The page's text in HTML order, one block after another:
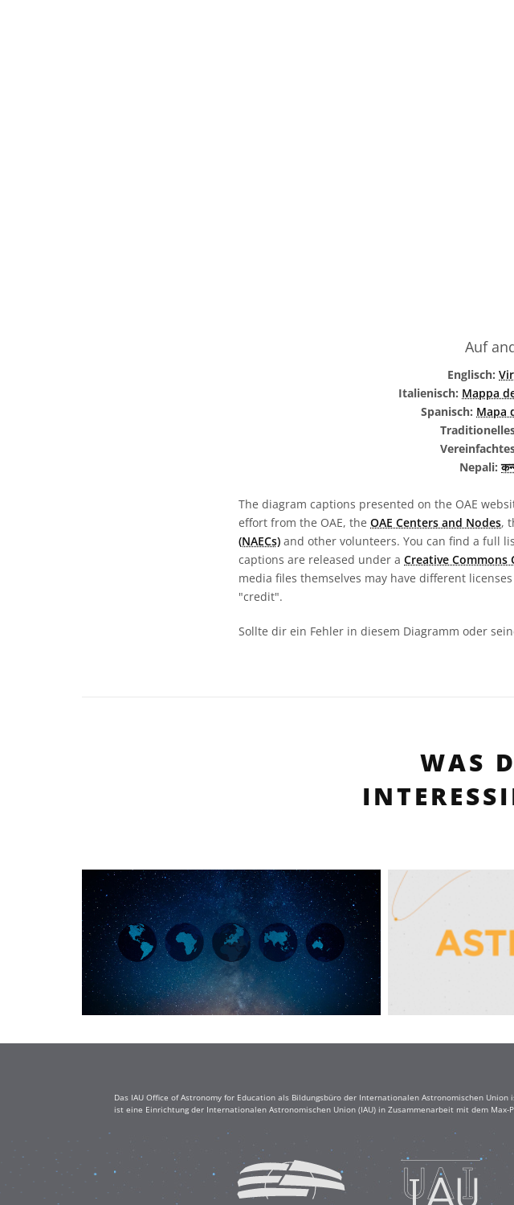
Auf
Englisch:
Italienisch: Mappa
Spanisch: Mapa
Nepali:
The diagram captions presented on the OAE
effort from the OAE, the OAE Centers and Nodes,
(NAECs) and other volunteers. You can find a full
captions are released under a Creative Commons
media files themselves may have different
"credit".
Sollte dir ein Fehler in diesem Diagramm oder
WAS
Das IAU Office of Astronomy for Education als Bildungsbüro der Internationalen Astronomischen
ist eine Einrichtung der Internationalen Astronomischen Union (IAU) in Zusammenarbeit mit dem